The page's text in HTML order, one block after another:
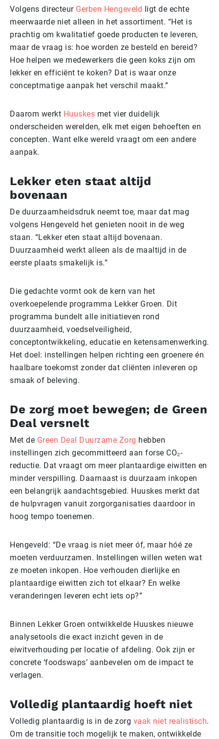
Volgens directeur Gerben Hengeveld ligt de echte
meerwaarde niet alleen in het assortiment. “Het is
prachtig om kwalitatief goede producten te leveren,
maar de vraag is: hoe worden ze besteld en bereid?
Hoe helpen we medewerkers die geen koks zijn om
lekker en efficiënt te koken? Dat is waar onze
conceptmatige aanpak het verschil maakt.”
Daarom werkt Huuskes met vier duidelijk
onderscheiden werelden, elk met eigen behoeften en
concepten. Want elke wereld vraagt om een andere
aanpak.
Lekker eten staat altijd
bovenaan
De duurzaamheidsdruk neemt toe, maar dat mag
volgens Hengeveld het genieten nooit in de weg
staan. “Lekker eten staat altijd bovenaan.
Duurzaamheid werkt alleen als de maaltijd in de
eerste plaats smakelijk is.”
Die gedachte vormt ook de kern van het
overkoepelende programma Lekker Groen. Dit
programma bundelt alle initiatieven rond
duurzaamheid, voedselveiligheid,
conceptontwikkeling, educatie en ketensamenwerking.
Het doel: instellingen helpen richting een groenere én
haalbare toekomst zonder dat cliënten inleveren op
smaak of beleving.
De zorg moet bewegen; de Green
Deal versnelt
Met de Green Deal Duurzame Zorg hebben
instellingen zich gecommitteerd aan forse CO₂-
reductie. Dat vraagt om meer plantaardige eiwitten en
minder verspilling. Daarnaast is duurzaam inkopen
een belangrijk aandachtsgebied. Huuskes merkt dat
de hulpvragen vanuit zorgorganisaties daardoor in
hoog tempo toenemen.
Hengeveld: “De vraag is niet meer óf, maar hóé ze
moeten verduurzamen. Instellingen willen weten wat
ze moeten inkopen. Hoe verhouden dierlijke en
plantaardige eiwitten zich tot elkaar? En welke
veranderingen leveren echt iets op?”
Binnen Lekker Groen ontwikkelde Huuskes nieuwe
analysetools die exact inzicht geven in de
eiwitverhouding per locatie of afdeling. Ook zijn er
concrete ‘foodswaps’ aanbevelen om de impact te
verlagen.
Volledig plantaardig hoeft niet
Volledig plantaardig is in de zorg vaak niet realistisch.
Om de transitie toch mogelijk te maken, ontwikkelde